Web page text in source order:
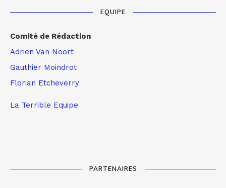
EQUIPE
Comité de Rédaction
Adrien Van Noort
Gauthier Moindrot
Florian Etcheverry
La Terrible Equipe
PARTENAIRES